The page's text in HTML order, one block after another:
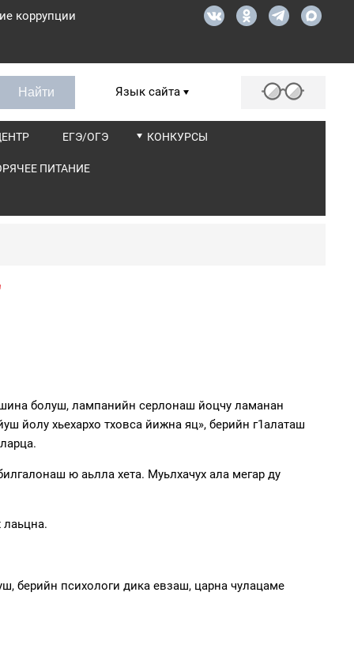
коррупции
Язык сайта
ЕГЭ/ОГЭ КОНКУРСЫ
ПИТАНИЕ
болуш, лампанийн серлонаш йоцчу ламанан
йолу хьехархо тховса йижна яц», берийн г1алаташ
ю аьлла хета. Муьлхачух ала мегар ду
лаьцна.
берийн психологи дика евзаш, царна чулацаме